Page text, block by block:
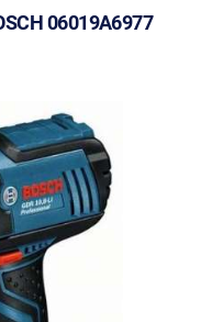
06019A6977